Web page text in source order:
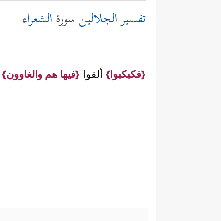
تفسير الجلالين سورةالشعراء
{فكبكبوا} ألقوا {فيها هم والغاوون}